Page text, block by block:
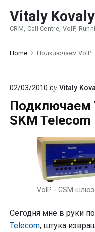
content
Vitaly
CRM, Call Centre, VoIP,
Home Подключаем VoIP
02/03/2010 by Vitaly
Подключаем
SKM Telecom
VoIP - GSM
Сегодня мне в руки
Telecom, штука